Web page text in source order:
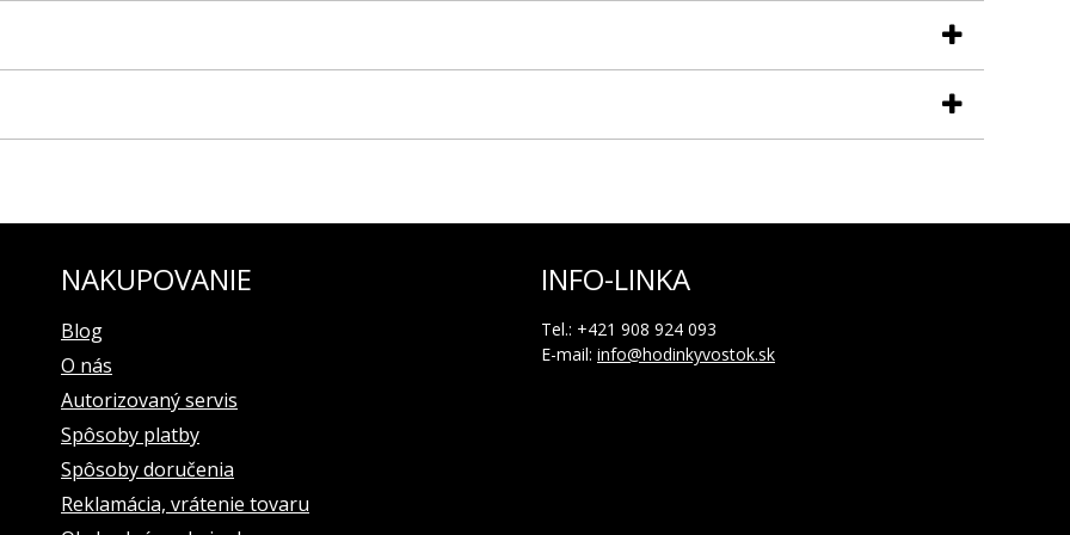
NAKUPOVANIE
Blog
O nás
Autorizovaný servis
Spôsoby platby
Spôsoby doručenia
Reklamácia, vrátenie tovaru
INFO-LINKA
Tel.: +421 908 924 093
E-mail: info@hodinkyvostok.sk